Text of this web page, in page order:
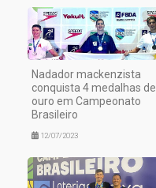
Nadador mackenzista
conquista 4 medalhas de
ouro em Campeonato
Brasileiro
12/07/2023